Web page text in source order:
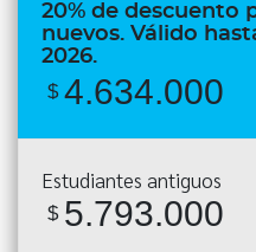
20% de descuento
nuevos. Válido
2026.
$ 4.634.000
Estudiantes antiguos
$ 5.793.000